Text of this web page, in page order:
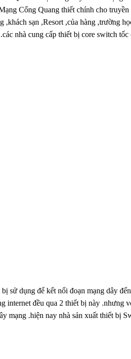
Cổng Quang thiết chính cho truyền
sạn ,Resort ,của hàng ,trường
nhà cung cấp thiết bị core switch
sử dụng để kết nối đoạn mạng dây
internet đều qua 2 thiết bị này .nhưng
mạng .hiện nay nhà sản xuất thiết bị